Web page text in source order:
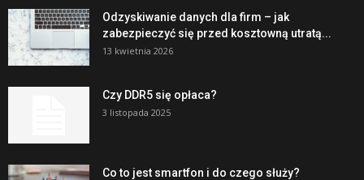
Odzyskiwanie danych dla firm – jak
zabezpieczyć się przed kosztowną utratą...
13 kwietnia 2026
Czy DDR5 się opłaca?
3 listopada 2025
Co to jest smartfon i do czego służy?